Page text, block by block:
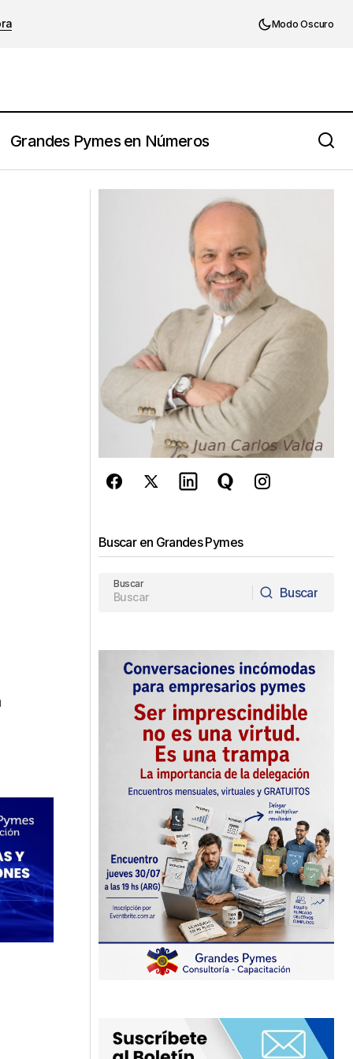
Modo Oscuro
Grandes Pymes en Números
Cómo hacer un análisis de la
competencia paso a paso
Buscar en Grandes Pymes
Buscar
Buscar